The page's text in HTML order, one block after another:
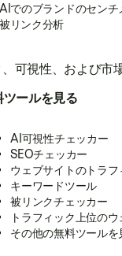
AIでのブランドのセンチ
被リンク分析
可視性、および
ツールを見る
AI可視性チェッカー
SEOチェッカー
ウェブサイトのトラ
キーワードツール
被リンクチェッカー
トラフィック上位の
その他の無料ツールを